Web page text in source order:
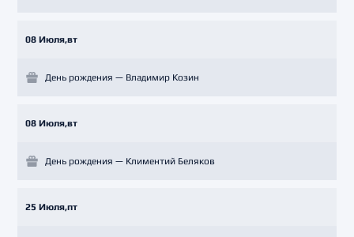
08 Июля,вт
День рождения — Владимир Козин
08 Июля,вт
День рождения — Климентий Беляков
25 Июля,пт